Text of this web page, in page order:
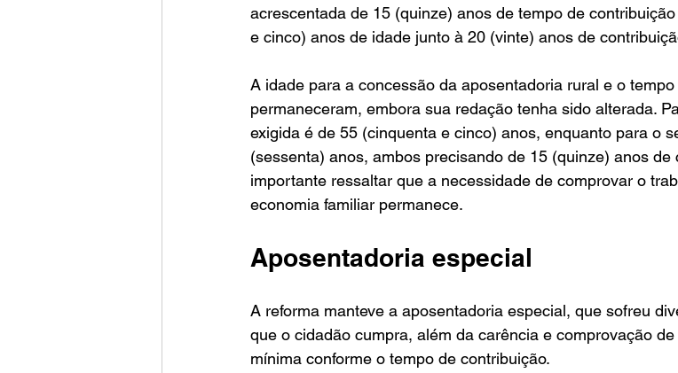
acrescentada de 15 (quinze) anos de tempo de
e cinco) anos de idade junto à 20 (vinte) anos de
A idade para a concessão da aposentadoria rural e o
permaneceram, embora sua redação tenha sido alterada.
exigida é de 55 (cinquenta e cinco) anos, enquanto para o
(sessenta) anos, ambos precisando de 15 (quinze) anos de
importante ressaltar que a necessidade de comprovar o
economia familiar permanece.
Aposentadoria especial
A reforma manteve a aposentadoria especial, que sofreu
que o cidadão cumpra, além da carência e comprovação
mínima conforme o tempo de contribuição.